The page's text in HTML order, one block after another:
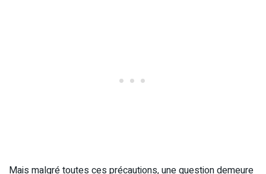
Mais malgré toutes ces précautions, une question demeure